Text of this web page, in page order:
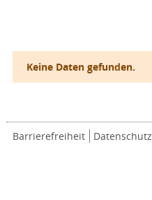
Keine Daten gefunden.
Barrierefreiheit Datenschutz